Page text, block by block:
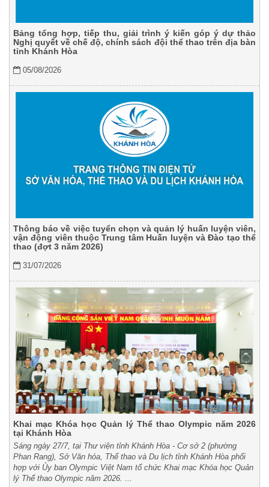
Bảng tổng hợp, tiếp thu, giải trình ý kiến góp ý dự thảo
Nghị quyết về chế độ, chính sách đội thể thao trên địa bàn
tỉnh Khánh Hòa
05/08/2026
Thông báo về việc tuyển chọn và quản lý huấn luyện viên,
vận động viên thuộc Trung tâm Huấn luyện và Đào tạo thể
thao (đợt 3 năm 2026)
31/07/2026
Khai mạc Khóa học Quản lý Thể thao Olympic năm 2026
tại Khánh Hòa
Sáng ngày 27/7, tại Thư viện tỉnh Khánh Hòa - Cơ sở 2 (phường
Phan Rang), Sở Văn hóa, Thể thao và Du lịch tỉnh Khánh Hòa phối
hợp với Ủy ban Olympic Việt Nam tổ chức Khai mạc Khóa học Quản
lý Thể thao Olympic năm 2026. ...